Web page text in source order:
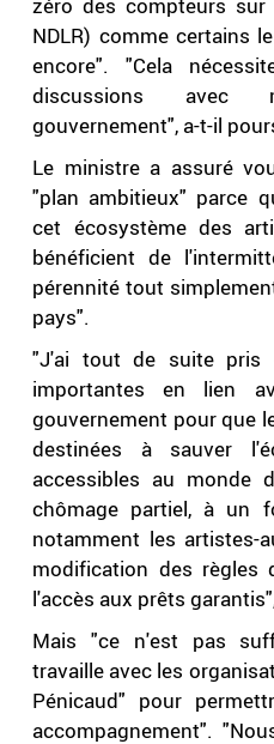
zéro des compteurs
NDLR) comme certains
encore". "Cela
discussions avec
gouvernement", a-t-il
Le ministre a assuré
"plan ambitieux" parce
cet écosystème des
bénéficient de
pérennité tout
pays".
"J'ai tout de suite pris
importantes en lien
gouvernement pour que
destinées à sauver
accessibles au monde
chômage partiel, à un
notamment les artistes-
modification des règles
l'accès aux prêts
Mais "ce n'est pas
travaille avec les
Pénicaud" pour
accompagnement".